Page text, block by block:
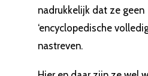
nadrukkelijk dat ze geen
‘encyclopedische
nastreven.